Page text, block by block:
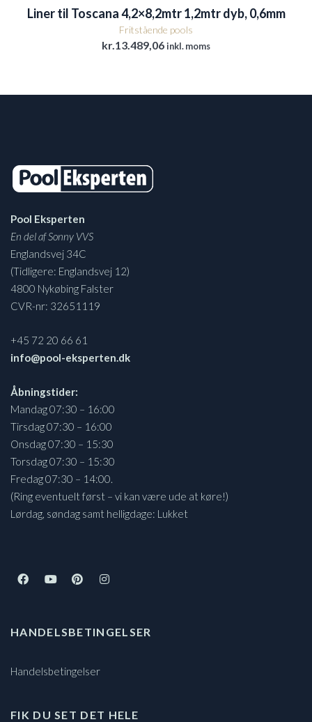
Liner til Toscana 4,2×8,2mtr 1,2mtr dyb, 0,6mm
Fritstående pools
kr. 13.489,06inkl. moms
Pool Eksperten
En del af Sonny VVS
Englandsvej 34C
(Tidligere: Englandsvej 12)
4800 Nykøbing Falster
CVR-nr: 32651119
+45 72 20 66 61
info@pool-eksperten.dk
Åbningstider:
Mandag 07:30 – 16:00
Tirsdag 07:30 – 16:00
Onsdag 07:30 – 15:30
Torsdag 07:30 – 15:30
Fredag 07:30 – 14:00.
(Ring eventuelt først – vi kan være ude at køre!)
Lørdag, søndag samt helligdage: Lukket
HANDELSBETINGELSER
Handelsbetingelser
FIK DU SET DET HELE